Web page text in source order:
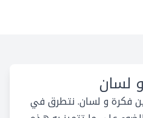
لسان
فكرة و لسان. نتطرق في